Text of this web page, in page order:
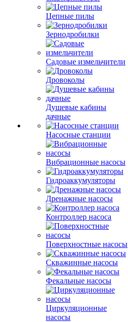
Цепные пилы
Зернодробилки
Садовые измельчители
Дровоколы
Душевые кабины
дачные
Насосные станции
Вибрационные насосы
Гидроаккумуляторы
Дренажные насосы
Контроллер насоса
Поверхностные насосы
Скважинные насосы
Фекальные насосы
Циркуляционные
насосы